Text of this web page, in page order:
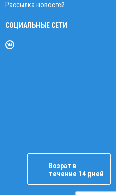
Рассылка новостей
СОЦИАЛЬНЫЕ СЕТИ
Возрат в
течение 14 дней